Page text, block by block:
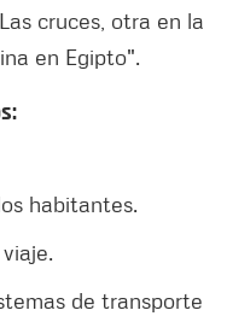
cruces, otra en la
en Egipto".
habitantes.
de transporte